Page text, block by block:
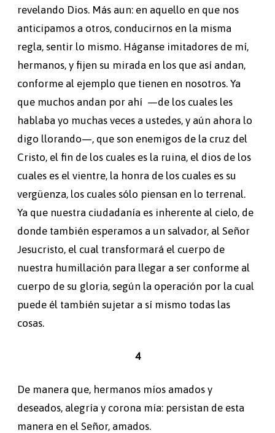
revelando Dios. Más aun: en aquello en que nos
anticipamos a otros, conducirnos en la misma
regla, sentir lo mismo. Háganse imitadores de mí,
hermanos, y fijen su mirada en los que así andan,
conforme al ejemplo que tienen en nosotros. Ya
que muchos andan por ahí —de los cuales les
hablaba yo muchas veces a ustedes, y aún ahora lo
digo llorando—, que son enemigos de la cruz del
Cristo, el fin de los cuales es la ruina, el dios de los
cuales es el vientre, la honra de los cuales es su
vergüenza, los cuales sólo piensan en lo terrenal.
Ya que nuestra ciudadanía es inherente al cielo, de
donde también esperamos a un salvador, al Señor
Jesucristo, el cual transformará el cuerpo de
nuestra humillación para llegar a ser conforme al
cuerpo de su gloria, según la operación por la cual
puede él también sujetar a sí mismo todas las
cosas.
4
De manera que, hermanos míos amados y
deseados, alegría y corona mía: persistan de esta
manera en el Señor, amados.